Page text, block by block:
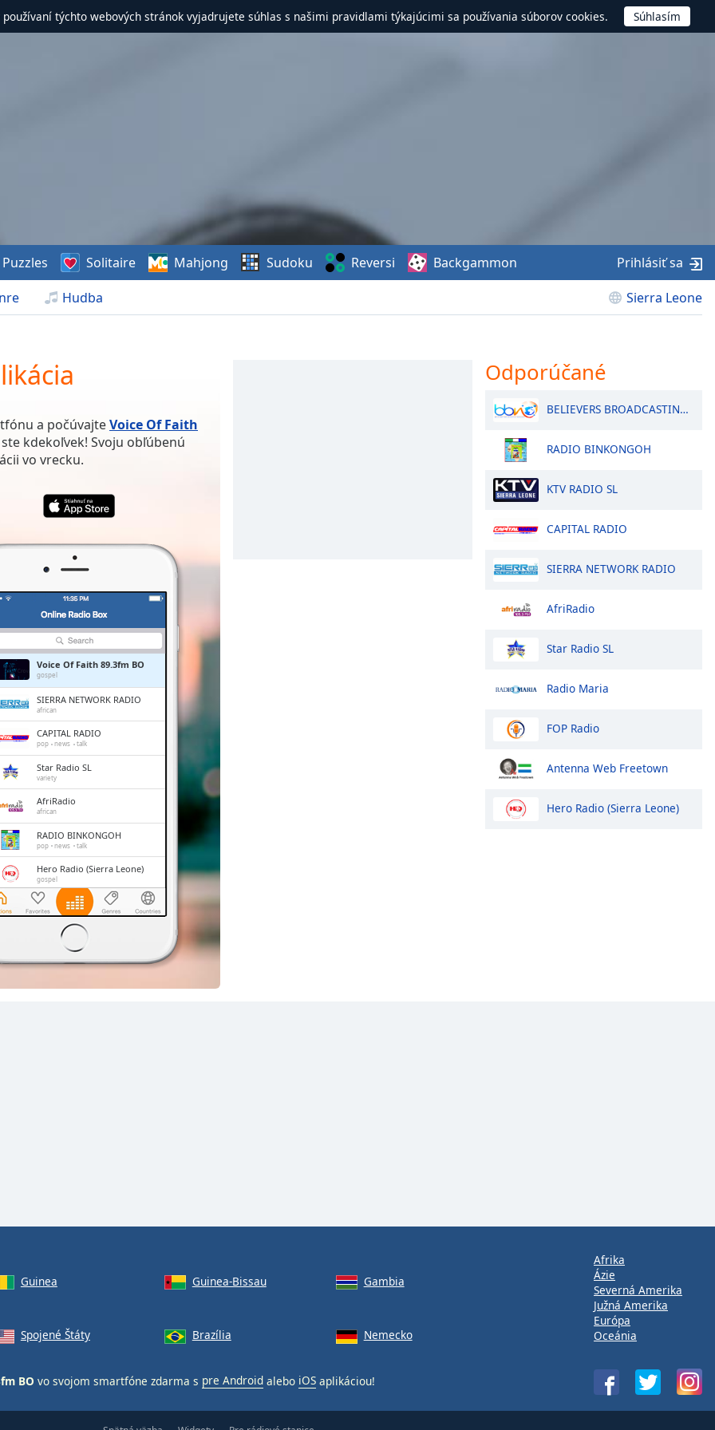
používaní týchto webových stránok vyjadrujete súhlas s našimi pravidlami týkajúcimi sa používania súborov cookies.
Hudba Sierra Leone
Puzzles Solitaire Mahjong Sudoku Reversi Backgammon Prihlásiť sa
a počúvajteVoice Of Faith
kdekoľvek! Svoju obľúbenú
vo vrecku.
Voice Of Faith 89.3fm BO
gospel
SIERRA NETWORK RADIO
african
CAPITAL RADIO
pop news talk
Star Radio SL
variety
AfriRadio
african
RADIO BINKONGOH
pop news talk
Hero Radio (Sierra Leone)
gospel
FOP Radio
news talk gospel
CUSL RADIO MILE 91
Odporúčané
BELIEVERS BROADCASTING NETWORK SL
RADIO BINKONGOH
KTV RADIO SL
CAPITAL RADIO
SIERRA NETWORK RADIO
AfriRadio
Star Radio SL
Radio Maria
FOP Radio
Antenna Web Freetown
Hero Radio (Sierra Leone)
Guinea Guinea-Bissau Gambia
Spojené Štáty Brazília Nemecko
BO vo svojom smartfóne zdarma s pre Android alebo iOS aplikáciou!
Afrika
Ázie
Severná Amerika
Južná Amerika
Európa
Oceánia